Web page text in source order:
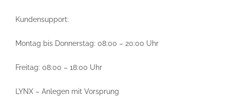
Kundensupport:
Montag bis Donnerstag: 08:00 – 20:00 Uhr
Freitag: 08:00 – 18:00 Uhr
LYNX – Anlegen mit Vorsprung